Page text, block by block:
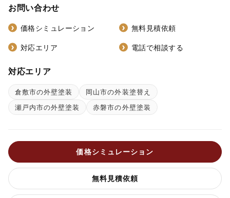
お問い合わせ
価格シミュレーション 無料見積依頼
対応エリア 電話で相談する
対応エリア
倉敷市の外壁塗装
岡山市の外装塗替え
瀬戸内市の外壁塗装
赤磐市の外壁塗装
価格シミュレーション
無料見積依頼